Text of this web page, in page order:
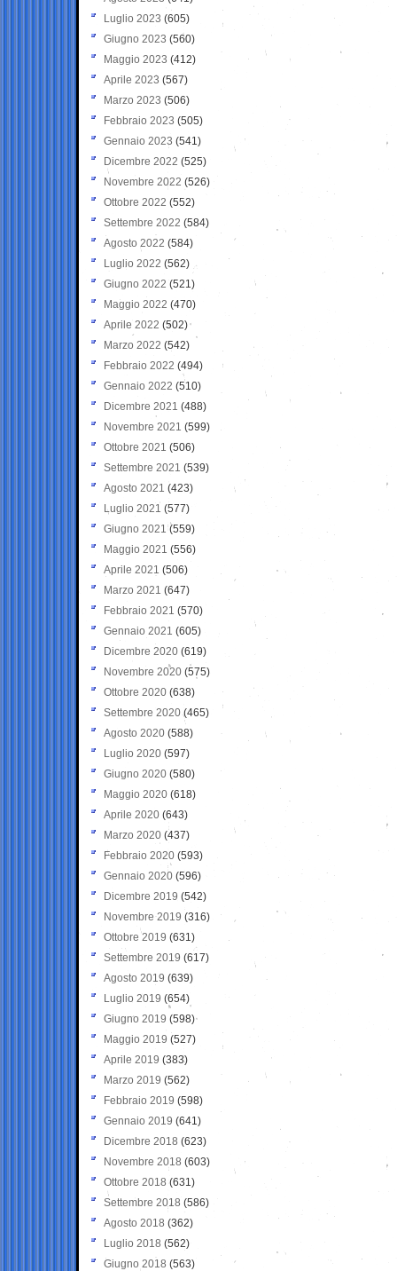
Luglio 2023 (605)
Giugno 2023 (560)
Maggio 2023 (412)
Aprile 2023 (567)
Marzo 2023 (506)
Febbraio 2023 (505)
Gennaio 2023 (541)
Dicembre 2022 (525)
Novembre 2022 (526)
Ottobre 2022 (552)
Settembre 2022 (584)
Agosto 2022 (584)
Luglio 2022 (562)
Giugno 2022 (521)
Maggio 2022 (470)
Aprile 2022 (502)
Marzo 2022 (542)
Febbraio 2022 (494)
Gennaio 2022 (510)
Dicembre 2021 (488)
Novembre 2021 (599)
Ottobre 2021 (506)
Settembre 2021 (539)
Agosto 2021 (423)
Luglio 2021 (577)
Giugno 2021(559)
Maggio 2021 (556)
Aprile 2021 (506)
Marzo 2021 (647)
Febbraio 2021 (570)
Gennaio 2021 (605)
Dicembre 2020 (619)
Novembre 2020 (575)
Ottobre 2020 (638)
Settembre 2020(465)
Agosto 2020 (588)
Luglio 2020 (597)
Giugno 2020 (580)
Maggio 2020 (618)
Aprile 2020 (643)
Marzo 2020 (437)
Febbraio 2020 (593)
Gennaio 2020 (596)
Dicembre 2019 (542)
Novembre 2019 (316)
Ottobre 2019 (631)
Settembre 2019 (617)
Agosto 2019 (639)
Luglio 2019 (654)
Giugno 2019 (598)
Maggio 2019 (527)
Aprile 2019 (383)
Marzo 2019 (562)
Febbraio 2019 (598)
Gennaio 2019 (641)
Dicembre 2018 (623)
Novembre 2018 (603)
Ottobre 2018 (631)
Settembre 2018 (586)
Agosto 2018 (362)
Luglio 2018 (562)
Giugno 2018 (563)